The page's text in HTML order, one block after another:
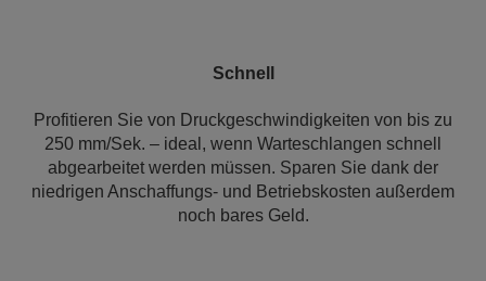
Schnell
Profitieren Sie von Druckgeschwindigkeiten von bis zu
250 mm/Sek. – ideal, wenn Warteschlangen schnell
abgearbeitet werden müssen. Sparen Sie dank der
niedrigen Anschaffungs- und Betriebskosten außerdem
noch bares Geld.